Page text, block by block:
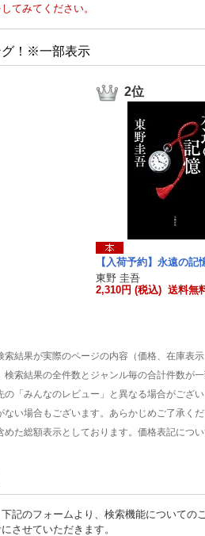
てみてください。
グ！※一部表示
2位
【入荷予約】永遠の記
東野 圭吾
2,310円 (税込) 送料無
結果が実際のページの内容（価格、在庫表
索結果の全件数とジャンル毎の合計件数が一
「みんなのレビュー」と異なる場合がござい
い場合もございます。あらかじめご了承く
た総額表示としております。価格表記につ
記のフォームより、検索機能についての
させていただきます。